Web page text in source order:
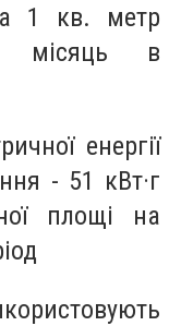
1 кв. метр
місяць в
енергії
- 51 кВт·г
площі на